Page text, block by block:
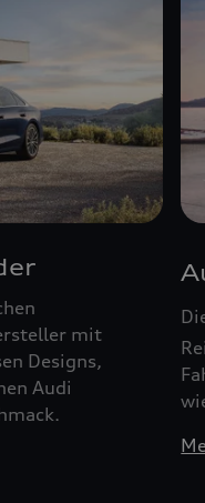
mit
Designs,
Audi